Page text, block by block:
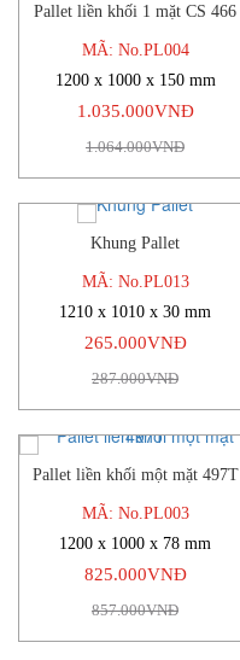
-3%
Pallet liền khối 1 mặt CS 466
MÃ: No.PL004
1200 x 1000 x 150 mm
1.035.000VNĐ
1.064.000VNĐ
Khung Pallet
MÃ: No.PL013
1210 x 1010 x 30 mm
265.000VNĐ
287.000VNĐ
-4%
Pallet liền khối một mặt 497T
MÃ: No.PL003
1200 x 1000 x 78 mm
825.000VNĐ
857.000VNĐ